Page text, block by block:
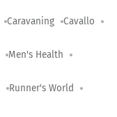
Caravaning Cavallo
Men's Health
Runner's World